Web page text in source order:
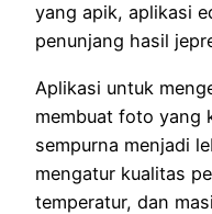
yang apik, aplikasi
penunjang hasil
Aplikasi untuk
membuat foto yang
sempurna menjadi
mengatur kualitas
temperatur, dan